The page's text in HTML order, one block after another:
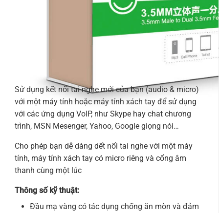
Sử dụng kết nối tai nghe mới của bạn (audio & micro)
với một máy tính hoặc máy tính xách tay để sử dụng
với các ứng dụng VoIP, như Skype hay chat chương
trình, MSN Mesenger, Yahoo, Google giọng nói…
Cho phép bạn dễ dàng dết nối tai nghe với một máy
tính, máy tính xách tay có micro riêng và cổng âm
thanh cùng một lúc
Thông số kỹ thuật:
Đầu mạ vàng có tác dụng chống ăn mòn và đảm